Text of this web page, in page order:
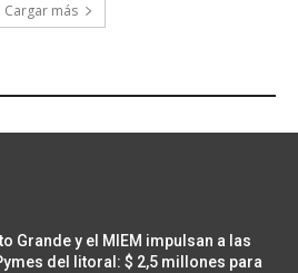
Cargar más
Grande y el MIEM impulsan a las
del litoral: $ 2,5 millones para